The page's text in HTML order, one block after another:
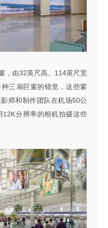
，由32英尺高、 114英尺宽
三扇巨窗的错觉，这些窗
师和制作团队在机场50公
12K分辨率的相机拍摄这些